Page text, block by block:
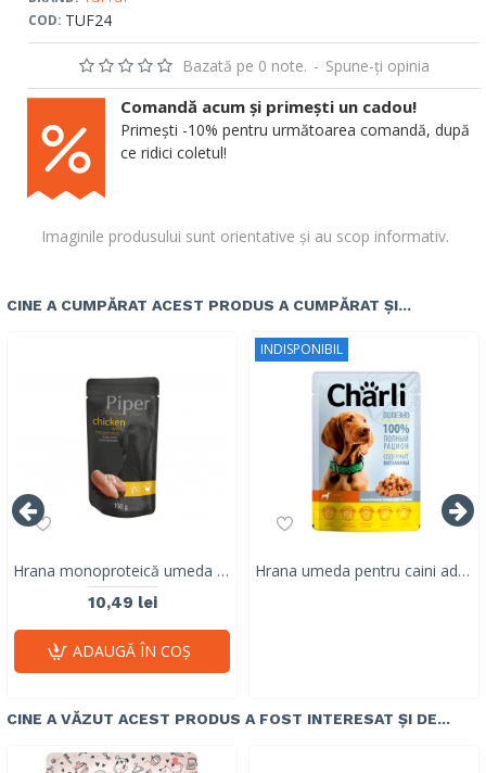
COD: TUF24
Bazată pe 0 note. - Spune-ţi opinia
Imaginile produsului sunt orientative și au scop informativ.
Comandă acum și primești un cadou!
Primești -10% pentru următoarea comandă, după
ce ridici coletul!
CINE A CUMPĂRAT ACEST PRODUS A CUMPĂRAT ȘI...
Hrana monoproteică umeda pentru caini adulti Piper Pure, pui & orez brun, 150g
10,49 lei
ADAUGĂ ÎN COŞ
INDISPONIBIL
Hrana umeda pentru caini adulti, CHARLI, pui, 100 G
CINE A VĂZUT ACEST PRODUS A FOST INTERESAT ȘI DE...